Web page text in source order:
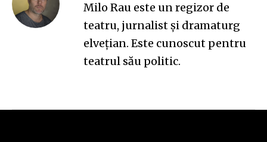
Milo Rau este un regizor de
teatru, jurnalist și dramaturg
elvețian. Este cunoscut pentru
teatrul său politic.